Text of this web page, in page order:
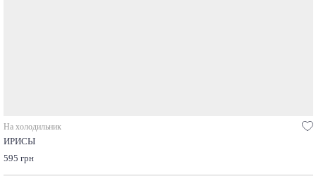
На холодильник
ИРИСЫ
595 грн